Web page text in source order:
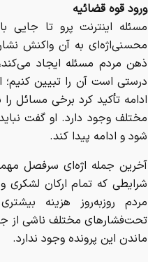
ورود قوه قضائیه
مسئله اینترنت پرو تا جایی
محسنی‌اژه‌ای به آن واکنش
ذهن مردم مسئله ایجاد
درستی است آن را تبیین کنیم؛
ادامه تأکید کرد برخی مسائل
مختلف وجود دارد. او گفت
شود و ادامه پیدا کند.
آخرین جمله اژه‌ای سرفصل
شرایطی که تمام ارکان
مردم روزبه‌روز هزینه
تحت‌فشارهای مختلف ناشی از
ماندن این پرونده وجود ندارد.